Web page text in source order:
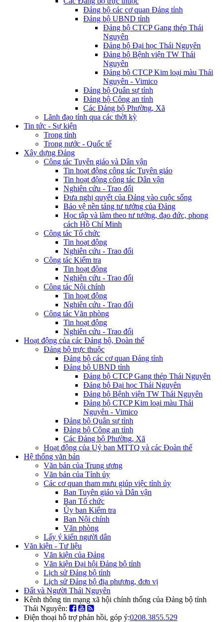
Đảng bộ các cơ quan Đảng tỉnh
Đảng bộ UBND tỉnh
Đảng bộ CTCP Gang thép Thái
Nguyên
Đảng bộ Đại học Thái Nguyên
Đảng bộ Bệnh viện TW Thái
Nguyên
Đảng bộ CTCP Kim loại màu Thái
Nguyên - Vimico
Đảng bộ Quân sự tỉnh
Đảng bộ Công an tỉnh
Các Đảng bộ Phường, Xã
Lãnh đạo tỉnh qua các thời kỳ
Tin tức - Sự kiện
Trong tỉnh
Trong nước - Quốc tế
Xây dựng Đảng
Công tác Tuyên giáo và Dân vận
Tin hoạt động công tác Tuyên giáo
Tin hoạt động công tác Dân vận
Nghiên cứu - Trao đổi
Đưa nghị quyết của Đảng vào cuộc sống
Bảo vệ nền tảng tư tưởng của Đảng
Học tập và làm theo tư tưởng, đạo đức, phong
cách Hồ Chí Minh
Công tác Tổ chức
Tin hoạt động
Nghiên cứu - Trao đổi
Công tác Kiểm tra
Tin hoạt động
Nghiên cứu - Trao đổi
Công tác Nội chính
Tin hoạt động
Nghiên cứu - Trao đổi
Công tác Văn phòng
Tin hoạt động
Nghiên cứu - Trao đổi
Hoạt động của các Đảng bộ, Đoàn thể
Đảng bộ trực thuộc
Đảng bộ các cơ quan Đảng tỉnh
Đảng bộ UBND tỉnh
Đảng bộ CTCP Gang thép Thái Nguyên
Đảng bộ Đại học Thái Nguyên
Đảng bộ Bệnh viện TW Thái Nguyên
Đảng bộ CTCP Kim loại màu Thái
Nguyên - Vimico
Đảng bộ Quân sự tỉnh
Đảng bộ Công an tỉnh
Các Đảng bộ Phường, Xã
Hoạt động của Uỷ ban MTTQ và các Đoàn thể
Hệ thống văn bản
Văn bản của Trung ương
Văn bản của Tỉnh ủy
Các cơ quan tham mưu giúp việc tỉnh ủy
Ban Tuyên giáo và Dân vận
Ban Tổ chức
Ủy ban Kiểm tra
Ban Nội chính
Văn phòng
Lấy ý kiến người dân
Văn kiện - Tư liệu
Văn kiện của Đảng
Văn kiện Đại hội Đảng bộ tỉnh
Lịch sử Đảng bộ tỉnh
Lịch sử Đảng bộ địa phương, đơn vị
Đất và Người Thái Nguyên
Kênh thông tin mạng xã hội chính thống của Đảng bộ tỉnh
Thái Nguyên:
Điện thoại hỗ trợ phản hồi, góp ý:0208.3855.529